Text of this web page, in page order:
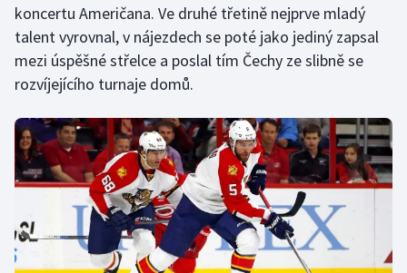
koncertu Američana. Ve druhé třetině nejprve mladý
talent vyrovnal, v nájezdech se poté jako jediný zapsal
mezi úspěšné střelce a poslal tím Čechy ze slibně se
rozvíjejícího turnaje domů.